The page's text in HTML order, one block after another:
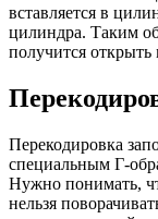
вставляется в
цилиндра. Таким
получится открыть
Перекодировка
специальным Г-
Нужно понимать,
нельзя